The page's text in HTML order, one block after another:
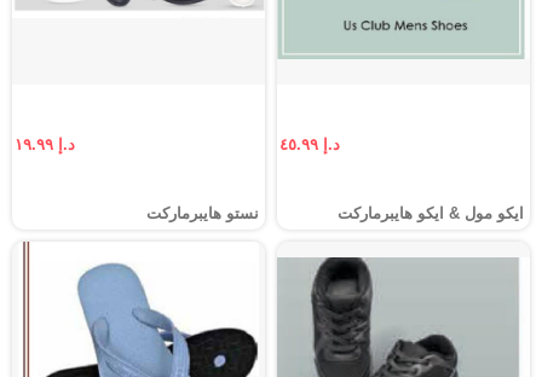
د.إ ٤٥.٩٩
ايكو مول & ايكو هايبرماركت
د.إ ١٩.٩٩
نستو هايبرماركت